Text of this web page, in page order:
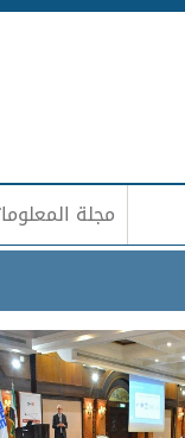
مجلة